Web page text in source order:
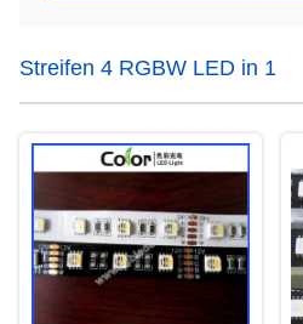
Streifen 4 RGBW LED in 1